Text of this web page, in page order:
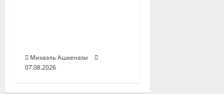
Михаэль Ашкенази
07.08.2026